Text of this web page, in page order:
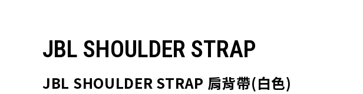
搜尋
JBL SHOULDER STRAP
JBL SHOULDER STRAP 肩背帶(白色)